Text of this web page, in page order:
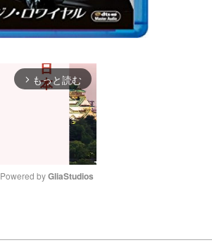
arrow_forward_ios もっと読む
u
Powered by GliaStudios